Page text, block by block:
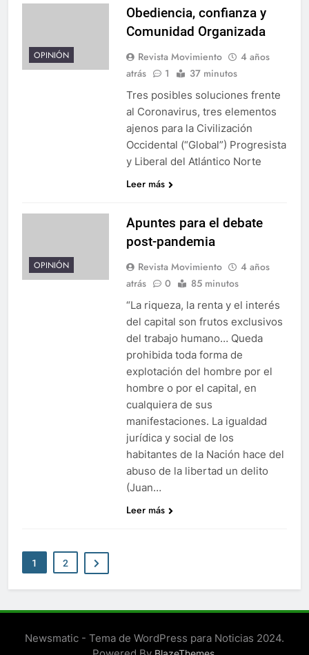
OPINIÓN
Obediencia, confianza y
Comunidad Organizada
Revista Movimiento
4 años
atrás
1 37 minutos
Tres posibles soluciones frente
al Coronavirus, tres elementos
ajenos para la Civilización
Occidental (“Global”) Progresista
y Liberal del Atlántico Norte
Leer más
OPINIÓN
Apuntes para el debate
post-pandemia
Revista Movimiento
4 años
atrás
0 85 minutos
“La riqueza, la renta y el interés
del capital son frutos exclusivos
del trabajo humano… Queda
prohibida toda forma de
explotación del hombre por el
hombre o por el capital, en
cualquiera de sus
manifestaciones. La igualdad
jurídica y social de los
habitantes de la Nación hace del
abuso de la libertad un delito
(Juan…
Leer más
1 2
Newsmatic - Tema de WordPress para Noticias 2024.